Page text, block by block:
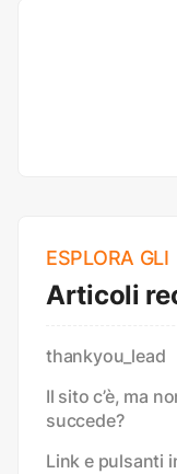
ESPLORA GLI
Articoli
thankyou_lead
Il sito c’è, ma
succede?
Link e pulsanti